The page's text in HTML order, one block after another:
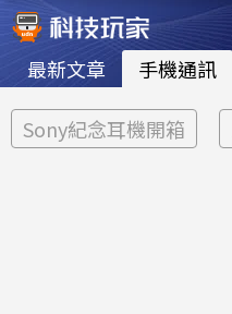
最新文章 手機通訊
Sony紀念耳機開箱